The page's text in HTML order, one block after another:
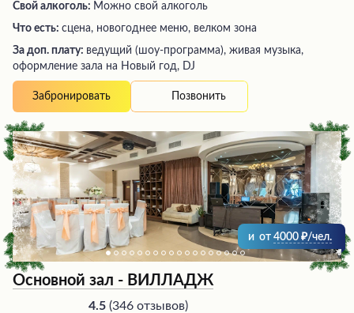
Свой алкоголь: Можно свой алкоголь
Что есть: сцена, новогоднее меню, велком зона
За доп. плату: ведущий (шоу-программа), живая музыка,
оформление зала на Новый год, DJ
Забронировать Позвонить
и от 4000 /чел.
Основной зал - ВИЛЛАДЖ
4.5 (346 отзывов)